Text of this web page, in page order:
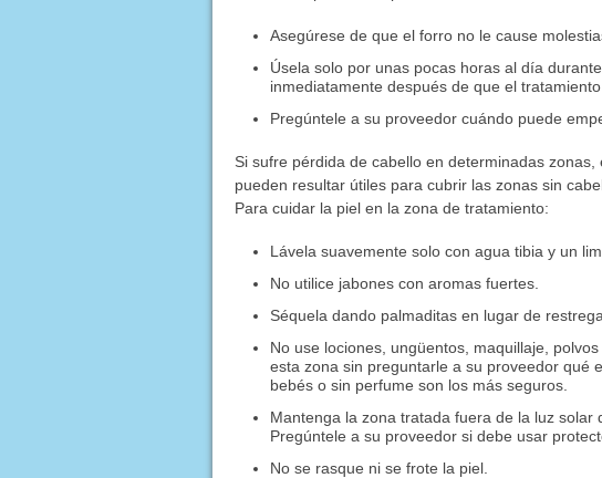
Asegúrese de que el forro no le cause
Úsela solo por unas pocas horas al día
inmediatamente después de que el
Pregúntele a su proveedor cuándo puede
Si sufre pérdida de cabello en determinadas
pueden resultar útiles para cubrir las zonas sin
Para cuidar la piel en la zona de tratamiento:
Lávela suavemente solo con agua tibia y un
No utilice jabones con aromas fuertes.
Séquela dando palmaditas en lugar de
No use lociones, ungüentos, maquillaje,
esta zona sin preguntarle a su proveedor qué
bebés o sin perfume son los más seguros.
Mantenga la zona tratada fuera de la luz solar
Pregúntele a su proveedor si debe usar
No se rasque ni se frote la piel.